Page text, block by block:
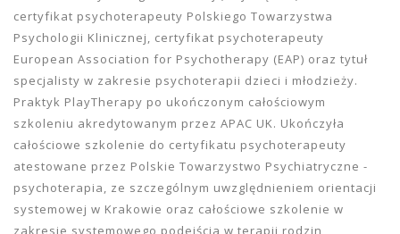
certyfikat psychoterapeuty Polskiego Towarzystwa
Psychologii Klinicznej, certyfikat psychoterapeuty
European Association for Psychotherapy (EAP) oraz tytuł
specjalisty w zakresie psychoterapii dzieci i młodzieży.
Praktyk PlayTherapy po ukończonym całościowym
szkoleniu akredytowanym przez APAC UK. Ukończyła
całościowe szkolenie do certyfikatu psychoterapeuty
atestowane przez Polskie Towarzystwo Psychiatryczne -
psychoterapia, ze szczególnym uwzględnieniem orientacji
systemowej w Krakowie oraz całościowe szkolenie w
zakresie systemowego podejścia w terapii rodzin